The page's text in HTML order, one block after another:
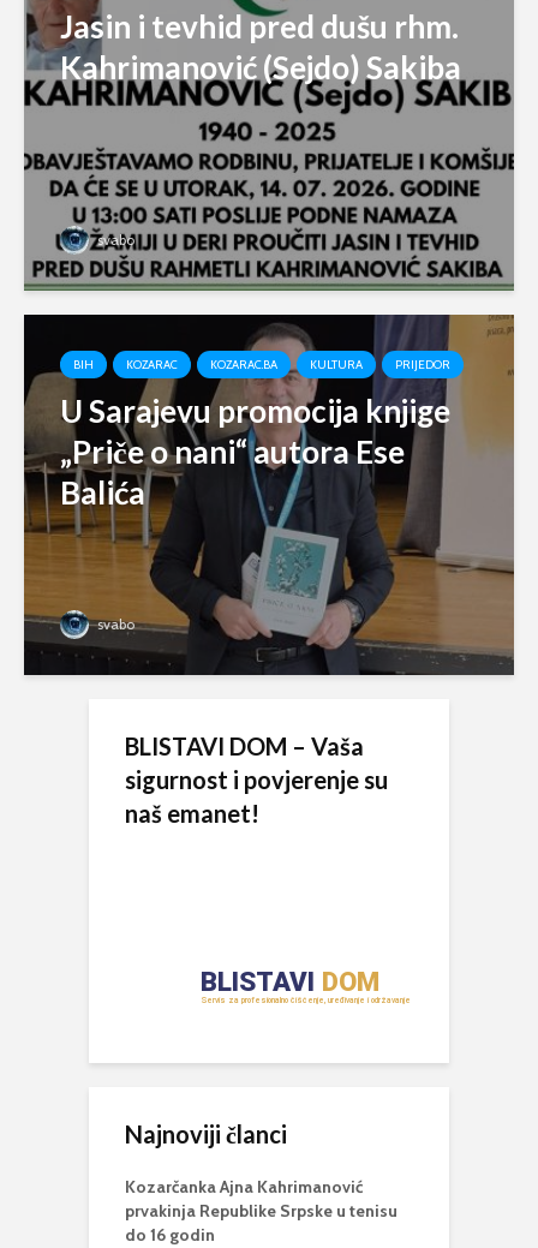
Jasin i tevhid pred dušu rhm.
Kahrimanović (Sejdo) Sakiba
svabo
BIH KOZARAC KOZARAC.BA KULTURA PRIJEDOR
U Sarajevu promocija knjige
„Priče o nani“ autora Ese
Balića
svabo
BLISTAVI DOM – Vaša
sigurnost i povjerenje su
naš emanet!
Najnoviji članci
Kozarčanka Ajna Kahrimanović
prvakinja Republike Srpske u tenisu
do 16 godin